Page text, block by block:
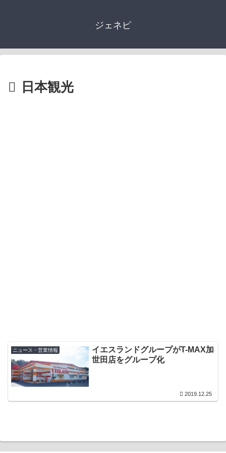
ジェネピ
日本観光
ニュース・営業情報
イエスランドグループがT-MAX加
世田店をグループ化
2019.12.25